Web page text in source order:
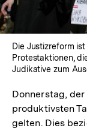
Die Justizreform
Protestaktionen,
Judikative zum
Donnerstag, der
produktivsten
gelten. Dies